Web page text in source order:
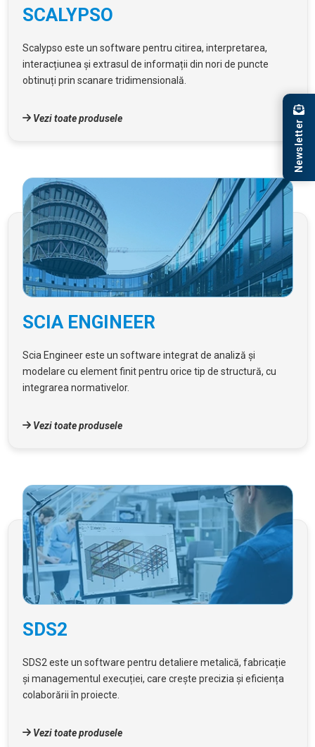
SCALYPSO
Scalypso este un software pentru citirea, interpretarea,
interacțiunea și extrasul de informații din nori de puncte
obtinuți prin scanare tridimensională.
Vezi toate produsele
SCIA ENGINEER
Scia Engineer este un software integrat de analiză și
modelare cu element finit pentru orice tip de structură, cu
integrarea normativelor.
Vezi toate produsele
SDS2
SDS2 este un software pentru detaliere metalică, fabricație
și managementul execuției, care crește precizia și eficiența
colaborării în proiecte.
Vezi toate produsele
Newsletter